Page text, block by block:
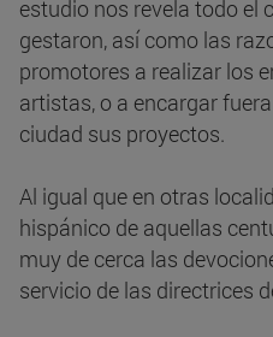
estudio nos revela todo el
gestaron, así como las
promotores a realizar los
artistas, o a encargar
ciudad sus proyectos.
Al igual que en otras
hispánico de aquellas
muy de cerca las
servicio de las directrices